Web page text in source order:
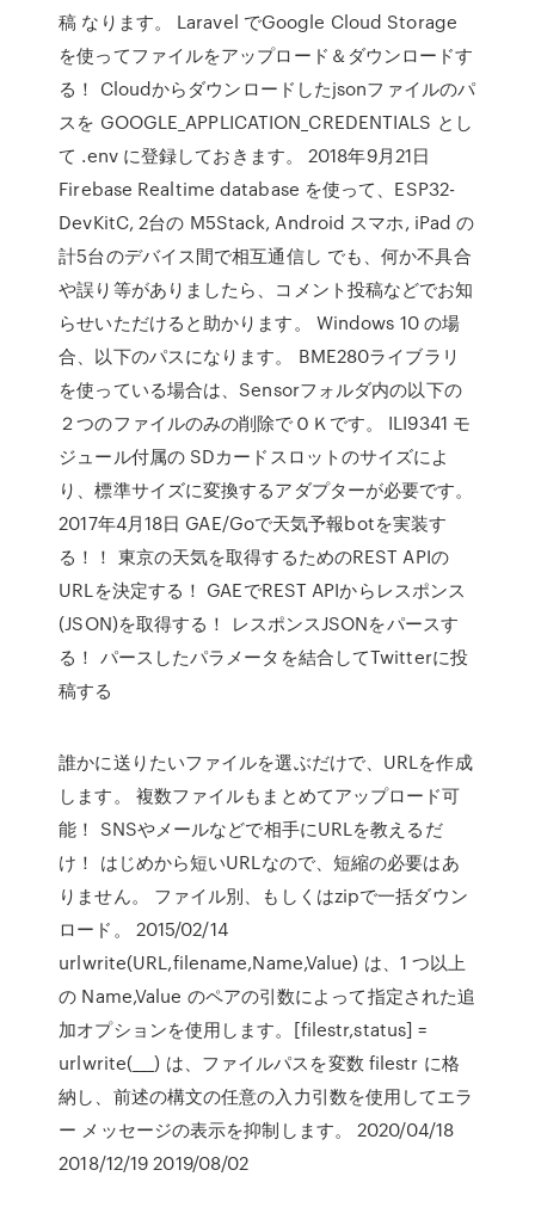
稿 なります。 Laravel でGoogle Cloud Storage
を使ってファイルをアップロード＆ダウンロードす
る！ Cloudからダウンロードしたjsonファイルのパ
スを GOOGLE_APPLICATION_CREDENTIALS とし
て .env に登録しておきます。 2018年9月21日
Firebase Realtime database を使って、ESP32-
DevKitC, 2台の M5Stack, Android スマホ, iPad の
計5台のデバイス間で相互通信し でも、何か不具合
や誤り等がありましたら、コメント投稿などでお知
らせいただけると助かります。 Windows 10 の場
合、以下のパスになります。 BME280ライブラリ
を使っている場合は、Sensorフォルダ内の以下の
２つのファイルのみの削除でＯＫです。 ILI9341 モ
ジュール付属の SDカードスロットのサイズによ
り、標準サイズに変換するアダプターが必要です。
2017年4月18日 GAE/Goで天気予報botを実装す
る！！ 東京の天気を取得するためのREST APIの
URLを決定する！ GAEでREST APIからレスポンス
(JSON)を取得する！ レスポンスJSONをパースす
る！ パースしたパラメータを結合してTwitterに投
稿する
誰かに送りたいファイルを選ぶだけで、URLを作成
します。 複数ファイルもまとめてアップロード可
能！ SNSやメールなどで相手にURLを教えるだ
け！ はじめから短いURLなので、短縮の必要はあ
りません。 ファイル別、もしくはzipで一括ダウン
ロード。 2015/02/14
urlwrite(URL,filename,Name,Value) は、1 つ以上
の Name,Value のペアの引数によって指定された追
加オプションを使用します。[filestr,status] =
urlwrite(___) は、ファイルパスを変数 filestr に格
納し、前述の構文の任意の入力引数を使用してエラ
ー メッセージの表示を抑制します。 2020/04/18
2018/12/19 2019/08/02